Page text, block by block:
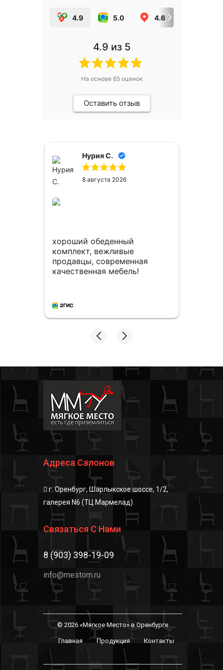
4.9 5.0 4.6
4.9 из 5
На основе 65оценок
Оставить отзыв
Нурия С.
8 августа 2026
хороший обеденный
комплект, вежливые
продавцы, современная
качественная мебель!
Адреса Салонов
г. Оренбург, Шарлыкское шоссе, 1/2,
галерея N6 (ТЦ Мармелад)
Связаться С Нами
8 (903) 398-19-09
info@mestom.ru
© 2026 «Мягкое Место» в Оренбурге
Главная Продукция Контакты